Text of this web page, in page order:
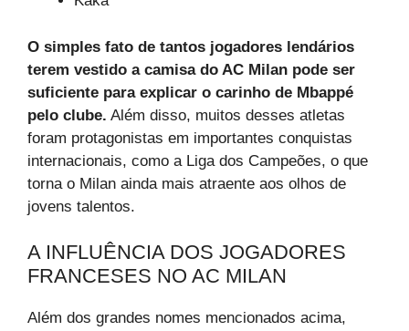
O simples fato de tantos jogadores lendários
terem vestido a camisa do AC Milan pode ser
suficiente para explicar o carinho de Mbappé
pelo clube. Além disso, muitos desses atletas
foram protagonistas em importantes conquistas
internacionais, como a Liga dos Campeões, o que
torna o Milan ainda mais atraente aos olhos de
jovens talentos.
A INFLUÊNCIA DOS JOGADORES
FRANCESES NO AC MILAN
Além dos grandes nomes mencionados acima,